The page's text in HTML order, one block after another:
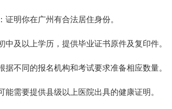
证明你在广州有合法居住身份。
中及以上学历，提供毕业证书原件及复印件。
据不同的报名机构和考试要求准备相应数量。
能需要提供县级以上医院出具的健康证明。